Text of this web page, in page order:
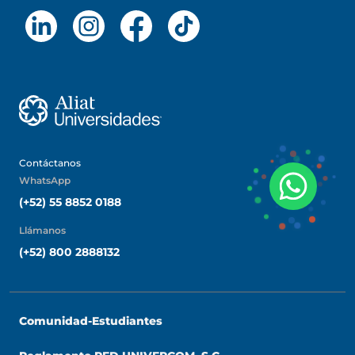
Contáctanos
WhatsApp
(+52) 55 8852 0188
Llámanos
(+52) 800 2888132
Comunidad-Estudiantes